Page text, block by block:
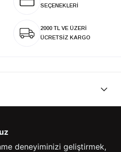
SEÇENEKLERİ
2000 TL VE ÜZERİ
ÜCRETSİZ KARGO
deneyiminizi geliştirmek,